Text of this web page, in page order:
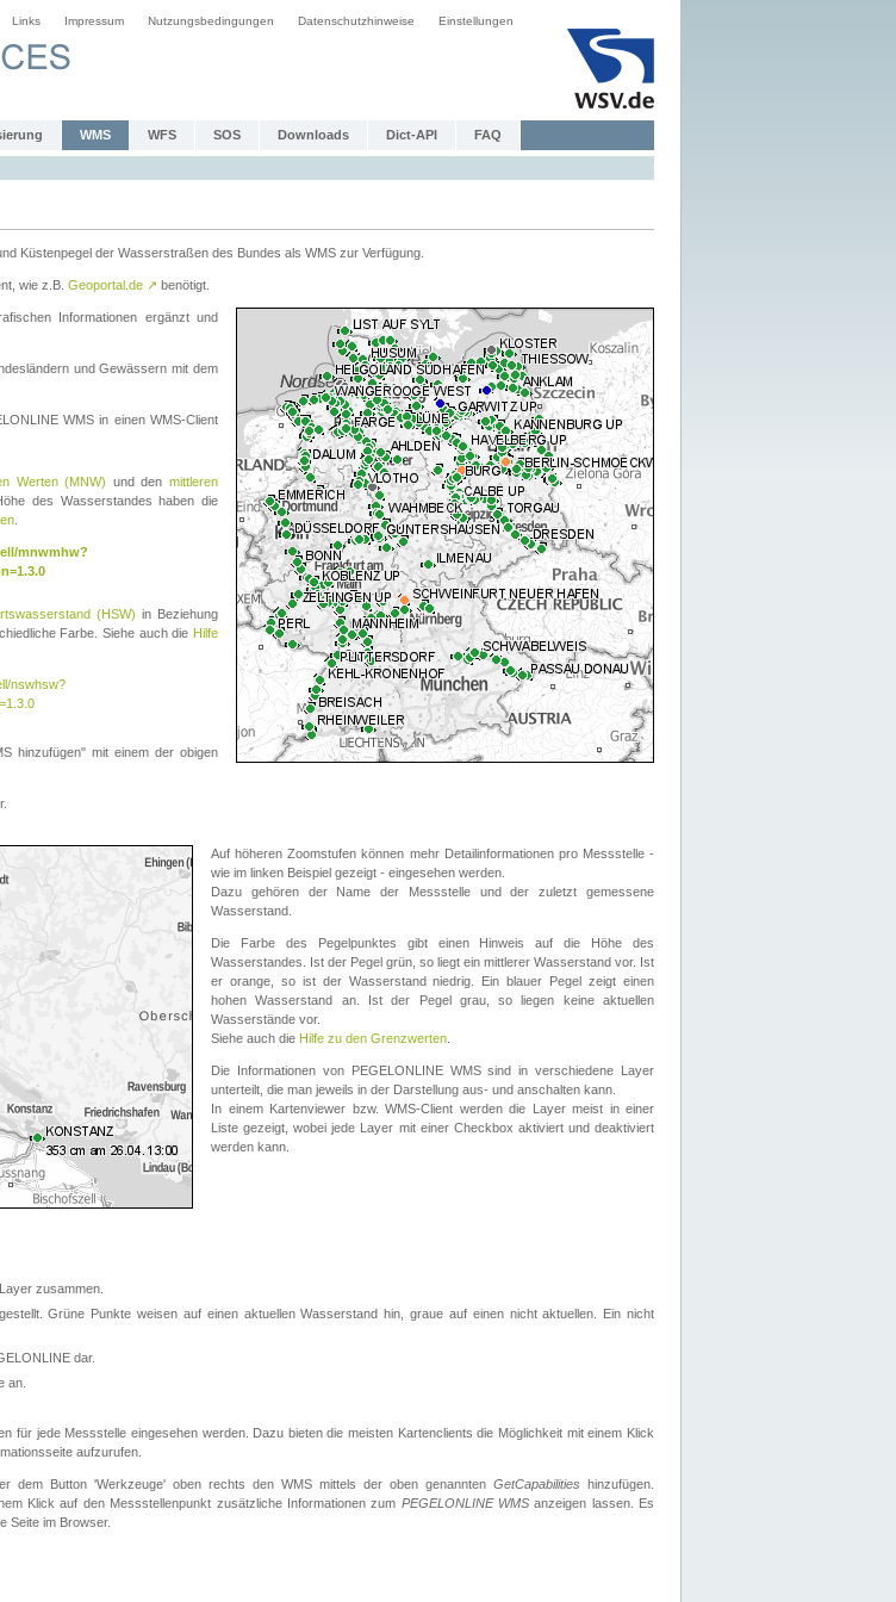
Links Impressum Nutzungsbedingungen Datenschutzhinweise Einstellungen
WMS WFS SOS Downloads Dict-API FAQ
Küstenpegel der Wasserstraßen des Bundes als WMS zur Verfügung.
wie z.B. Geoportal.de ↗ benötigt.
Informationen ergänzt und
und Gewässern mit dem
WMS in einen WMS-Client
Werten (MNW) und denmittleren
des Wasserstandes haben die
mnwmhw?
(HSW) in Beziehung
Farbe. Siehe auch die Hilfe
nswhsw?
hinzufügen" mit einem der obigen
Auf höheren Zoomstufen können mehr Detailinformationen pro Messstelle -
wie im linken Beispiel gezeigt - eingesehen werden.
Dazu gehören der Name der Messstelle und der zuletzt gemessene
Wasserstand.
Die Farbe des Pegelpunktes gibt einen Hinweis auf die Höhe des
Wasserstandes. Ist der Pegel grün, so liegt ein mittlerer Wasserstand vor. Ist
er orange, so ist der Wasserstand niedrig. Ein blauer Pegel zeigt einen
hohen Wasserstand an. Ist der Pegel grau, so liegen keine aktuellen
Wasserstände vor.
Siehe auch die Hilfe zu den Grenzwerten
Die Informationen von PEGELONLINE WMS sind in verschiedene Layer
unterteilt, die man jeweils in der Darstellung aus- und anschalten kann.
In einem Kartenviewer bzw. WMS-Client werden die Layer meist in einer
Liste gezeigt, wobei jede Layer mit einer Checkbox aktiviert und deaktiviert
werden kann.
zusammen.
Grüne Punkte weisen auf einen aktuellen Wasserstand hin, graue auf einen nicht aktuellen. Ein nicht
dar.
an.
für jede Messstelle eingesehen werden. Dazu bieten die meisten Kartenclients die Möglichkeit mit einem Klick
aufzurufen.
dem Button 'Werkzeuge' oben rechts den WMS mittels der oben genannten GetCapabilities hinzufügen.
Klick auf den Messstellenpunkt zusätzliche Informationen zum PEGELONLINE WMSanzeigen lassen. Es
Seite im Browser.